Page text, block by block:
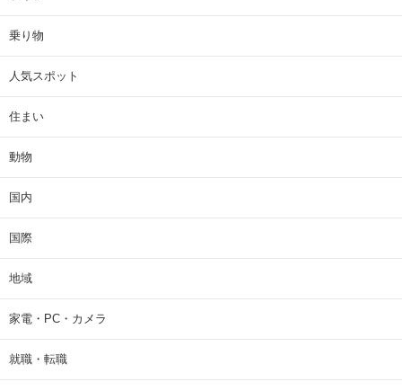
乗り物
人気スポット
住まい
動物
国内
国際
地域
家電・PC・カメラ
就職・転職